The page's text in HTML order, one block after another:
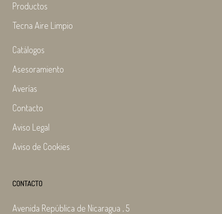
Productos
Tecna Aire Limpio
Catálogos
Asesoramiento
Averías
Contacto
Aviso Legal
Aviso de Cookies
CONTACTO
Avenida República de Nicaragua , 5